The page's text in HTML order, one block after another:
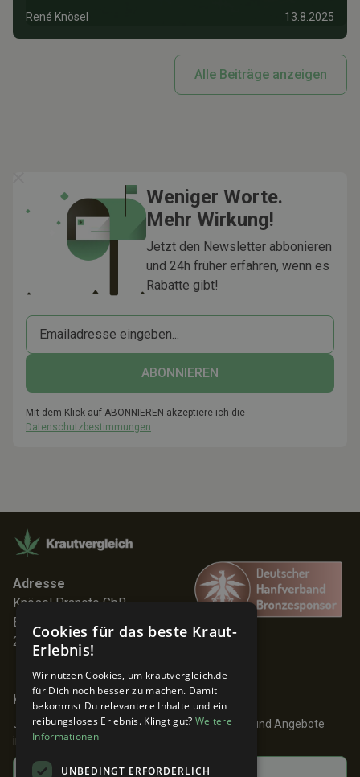
René Knösel 13.8.2025
Alle Beiträge anzeigen
Weniger Worte.
Mehr Wirkung!
Jetzt den Newsletter abbonieren
und 24h früher erfahren, wenn es
Rabatte gibt!
Mit dem Klick auf ABONNIEREN akzeptiere ich die
Datenschutzbestimmungen
Adresse
Knösel Pranoto GbR
Elmenhorststr. 7
22767 Hamburg
Keine Angebote verpassen!
Jetzt anmelden und 24h früher über Aktionen und Angebote
informiert werden!
Cookies für das beste Kraut-
Erlebnis!
Wir nutzen Cookies, um krautvergleich.de
für Dich noch besser zu machen. Damit
bekommst Du relevantere Inhalte und ein
reibungsloses Erlebnis. Klingt gut? Weitere
Informationen
UNBEDINGT ERFORDERLICH